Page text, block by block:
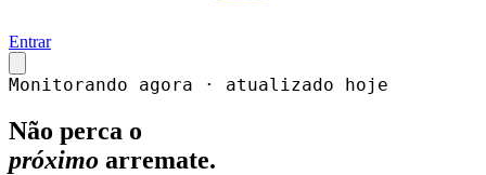
Entrar
Monitorando agora · atualizado hoje
Não perca o
próximo arremate.